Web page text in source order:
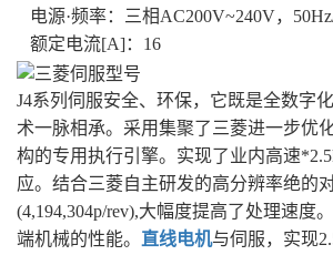
电源·频率：三相AC200V~240V，
额定电流[A]：16
J4系列伺服安全、环保，它既是全数字
术一脉相承。采用集聚了三菱进一步优
构的专用执行引擎。实现了业内高速
应。结合三菱自主研发的高分辨率绝的
(4,194,304p/rev),大幅度提高了处理速度
端机械的性能。 直线电机与伺服，实现